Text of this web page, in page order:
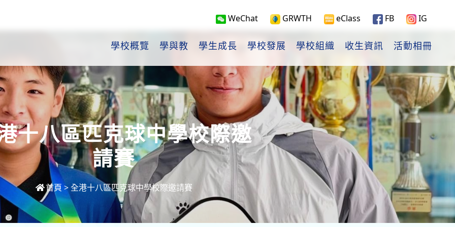
WeChat GRWTH eClass FB IG
學校概覽 學與教 學生成長 學校發展 學校組織 收生資訊 活動相冊
十八區匹克球中學校際邀
請賽
首頁 > 全港十八區匹克球中學校際邀請賽